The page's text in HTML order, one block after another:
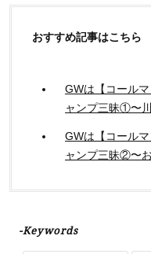
おすすめ記事はこちら
GWは【コール
ャンプ三昧①〜
GWは【コール
ャンプ三昧②〜
-Keywords